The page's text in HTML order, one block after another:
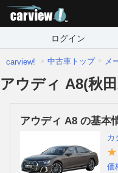
ログイン
carview! 中古車トップ メ
アウディ A8(秋
アウディ A8 の基本
カ
価